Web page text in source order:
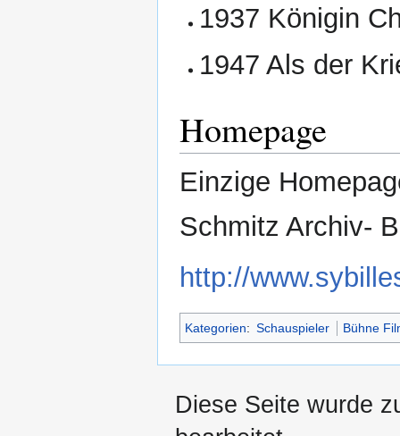
1937 Königin
1947 Als der
Homepage
Einzige
Schmitz Archiv-
http://
Kategorien: Schauspieler Bühne
Diese Seite wurde